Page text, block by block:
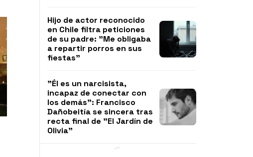
Hijo de actor reconocido
en Chile filtra peticiones
de su padre: "Me obligaba
a repartir porros en sus
fiestas"
"Él es un narcisista,
incapaz de conectar con
los demás": Francisco
Dañobeitía se sincera tras
recta final de "El Jardín de
Olivia"